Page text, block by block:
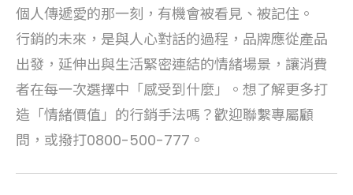
個人傳遞愛的那一刻，有機會被看見、被記住。
行銷的未來，是與人心對話的過程，品牌應從產品
出發，延伸出與生活緊密連結的情緒場景，讓消費
者在每一次選擇中「感受到什麼」。想了解更多打
造「情緒價值」的行銷手法嗎？歡迎聯繫專屬顧
問，或撥打0800-500-777。